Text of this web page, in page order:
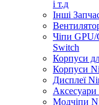
і т.д
Інші
Чіпи GPU/
Switch
Корпуси
Корпуси
Дисплеї
Модчіпи